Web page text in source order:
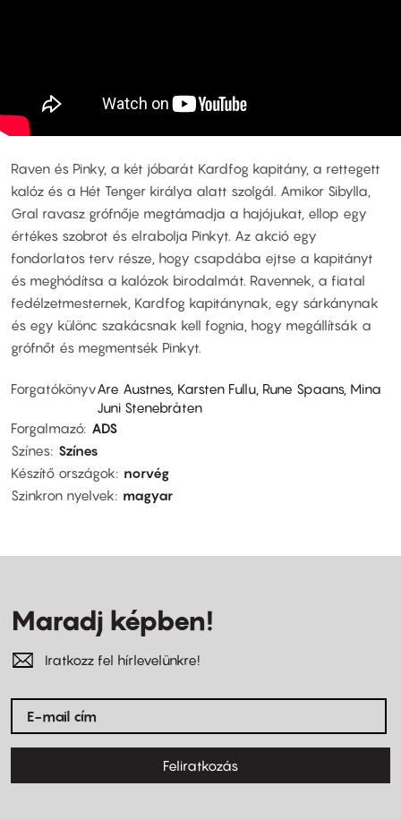
Raven és Pinky, a két jóbarát Kardfog kapitány, a rettegett
kalóz és a Hét Tenger királya alatt szolgál. Amikor Sibylla,
Gral ravasz grófnője megtámadja a hajójukat, ellop egy
értékes szobrot és elrabolja Pinkyt. Az akció egy
fondorlatos terv része, hogy csapdába ejtse a kapitányt
és meghódítsa a kalózok birodalmát. Ravennek, a fiatal
fedélzetmesternek, Kardfog kapitánynak, egy sárkánynak
és egy különc szakácsnak kell fognia, hogy megállítsák a
grófnőt és megmentsék Pinkyt.
ForgatókönyvAre Austnes, Karsten Fullu, Rune Spaans, Mina
Juni Stenebråten
Forgalmazó
ADS
Színes Színes
Készítő országok
norvég
Szinkron nyelvek
magyar
Maradj képben!
Iratkozz fel hírlevelünkre!
Feliratkozás